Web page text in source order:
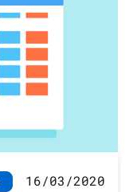
16/03/2020